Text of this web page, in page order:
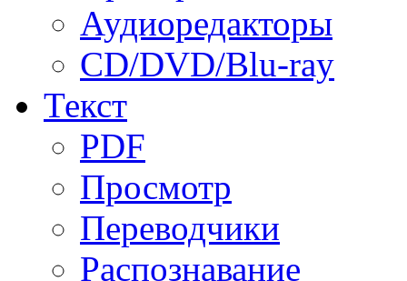
Аудиоредакторы
CD/DVD/Blu-ray
Текст
PDF
Просмотр
Переводчики
Распознавание